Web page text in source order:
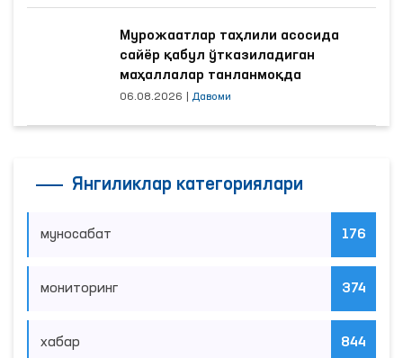
Мурожаатлар таҳлили асосида
сайёр қабул ўтказиладиган
маҳаллалар танланмоқда
06.08.2026 Давоми
Янгиликлар категориялари
муносабат 176
мониторинг 374
хабар 844